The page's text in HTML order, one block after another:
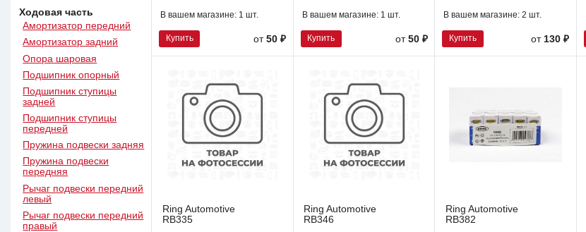
Ходовая часть
Амортизатор передний
Амортизатор задний
Опора шаровая
Подшипник опорный
Подшипник ступицы
задней
Подшипник ступицы
передней
Пружина подвески задняя
Пружина подвески
передняя
Рычаг подвески передний
левый
Рычаг подвески передний
правый
В вашем магазине: 1 шт.
Купить от50 ₽
В вашем магазине: 1 шт.
Купить от 50 ₽
В вашем магазине:2 шт.
Купить от 130 ₽
Ring Automotive
RB335
Ring Automotive
RB346
Ring Automotive
RB382